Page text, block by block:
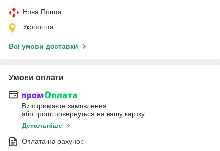
Нова Пошта
Укрпошта
Всі умови доставки
Умови оплати
Ви отримаєте замовлення
або гроші повернуться на вашу картку
Детальніше
Оплата на рахунок